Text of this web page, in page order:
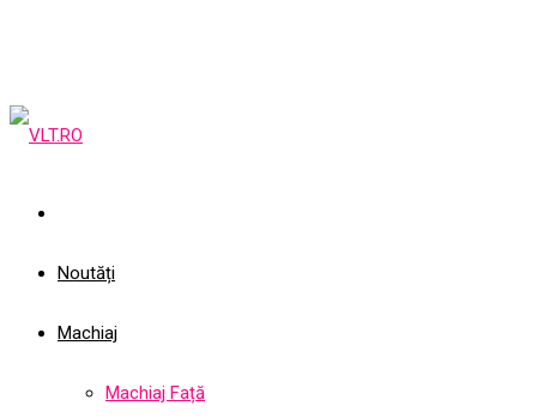
Noutăți
Machiaj
Machiaj Față